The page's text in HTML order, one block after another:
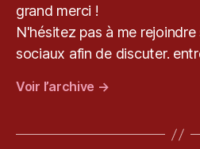
e
st
grand merci !
N'hésitez pas à me rejoindre
sociaux afin de discuter.
Voir l’archive →